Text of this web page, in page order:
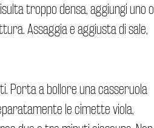
troppo densa, aggiungi uno o
Assaggia e aggiusta di sale,
Porta a bollore una casseruola
le cimette viola,